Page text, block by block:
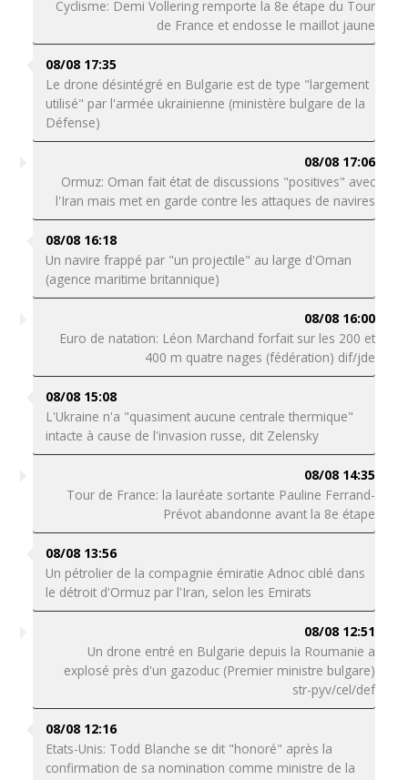
Cyclisme: Demi Vollering remporte la 8e étape du Tour
de France et endosse le maillot jaune
08/08 17:35
Le drone désintégré en Bulgarie est de type "largement
utilisé" par l'armée ukrainienne (ministère bulgare de la
Défense)
08/08 17:06
Ormuz: Oman fait état de discussions "positives" avec
l'Iran mais met en garde contre les attaques de navires
08/08 16:18
Un navire frappé par "un projectile" au large d'Oman
(agence maritime britannique)
08/08 16:00
Euro de natation: Léon Marchand forfait sur les 200 et
400 m quatre nages (fédération) dif/jde
08/08 15:08
L'Ukraine n'a "quasiment aucune centrale thermique"
intacte à cause de l'invasion russe, dit Zelensky
08/08 14:35
Tour de France: la lauréate sortante Pauline Ferrand-
Prévot abandonne avant la 8e étape
08/08 13:56
Un pétrolier de la compagnie émiratie Adnoc ciblé dans
le détroit d'Ormuz par l'Iran, selon les Emirats
08/08 12:51
Un drone entré en Bulgarie depuis la Roumanie a
explosé près d'un gazoduc (Premier ministre bulgare)
str-pyv/cel/def
08/08 12:16
Etats-Unis: Todd Blanche se dit "honoré" après la
confirmation de sa nomination comme ministre de la